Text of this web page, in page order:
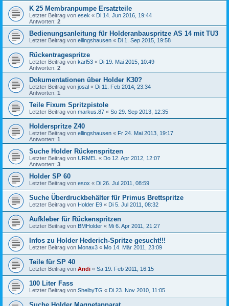
K 25 Membranpumpe Ersatzteile
Letzter Beitrag von esek « Di 14. Jun 2016, 19:44
Antworten: 2
Bedienungsanleitung für Holderanbauspritze AS 14 mit TU3
Letzter Beitrag von ellingshausen « Di 1. Sep 2015, 19:58
Rückentragespritze
Letzter Beitrag von karl53 « Di 19. Mai 2015, 10:49
Antworten: 2
Dokumentationen über Holder K30?
Letzter Beitrag von josal « Di 11. Feb 2014, 23:34
Antworten: 1
Teile Fixum Spritzpistole
Letzter Beitrag von markus.87 « So 29. Sep 2013, 12:35
Holderspritze Z40
Letzter Beitrag von ellingshausen « Fr 24. Mai 2013, 19:17
Antworten: 1
Suche Holder Rückenspritzen
Letzter Beitrag von URMEL « Do 12. Apr 2012, 12:07
Antworten: 3
Holder SP 60
Letzter Beitrag von esox « Di 26. Jul 2011, 08:59
Suche Überdruckbehälter für Primus Brettspritze
Letzter Beitrag von Holder E9 « Di 5. Jul 2011, 08:32
Aufkleber für Rückenspritzen
Letzter Beitrag von BMHolder « Mi 6. Apr 2011, 21:27
Infos zu Holder Hederich-Spritze gesucht!!!
Letzter Beitrag von Monax3 « Mo 14. Mär 2011, 23:09
Teile für SP 40
Letzter Beitrag von Andi « Sa 19. Feb 2011, 16:15
100 Liter Fass
Letzter Beitrag von ShelbyTG « Di 23. Nov 2010, 11:05